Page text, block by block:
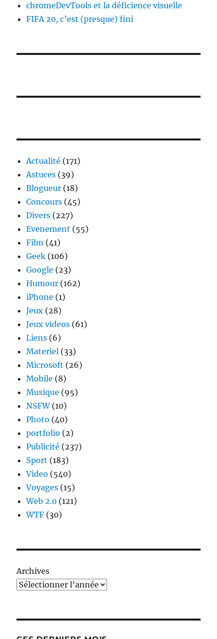
chromeDevTools et la déficience visuelle
FIFA 20, c’est (presque) fini
Actualité (171)
Astuces (39)
Blogueur (18)
Concours (45)
Divers (227)
Evenement (55)
Film (41)
Geek (106)
Google (23)
Humour (162)
iPhone (1)
Jeux (28)
Jeux videos (61)
Liens (6)
Materiel (33)
Microsoft (26)
Mobile (8)
Musique (95)
NSFW(10)
Photo (40)
portfolio (2)
Publicité (237)
Sport (183)
Video (540)
Voyages (15)
Web 2.0 (121)
WTF (30)
Archives